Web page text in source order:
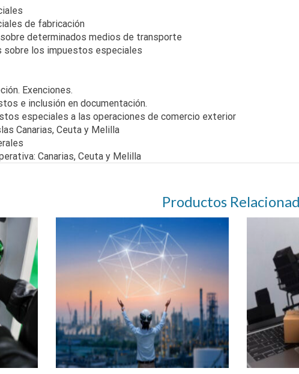
de fabricación
determinados medios de transporte
sobre los impuestos especiales
Exenciones.
e inclusión en documentación.
especiales a las operaciones de comercio exterior
Canarias, Ceuta y Melilla
Canarias, Ceuta y Melilla
Productos